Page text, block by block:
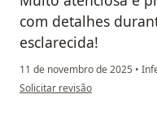
com detalhes
esclarecida!
11 de novembro de 2025 •
na opinião do utilizador Liliana
Solicitar revisão